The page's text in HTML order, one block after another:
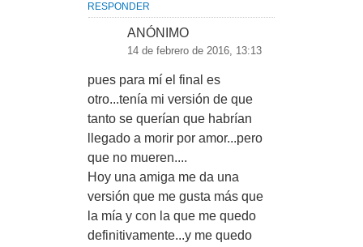
RESPONDER
ANÓNIMO
14 de febrero de 2016, 13:13
pues para mí el final es
otro...tenía mi versión de que
tanto se querían que habrían
llegado a morir por amor...pero
que no mueren....
Hoy una amiga me da una
versión que me gusta más que
la mía y con la que me quedo
definitivamente...y me quedo